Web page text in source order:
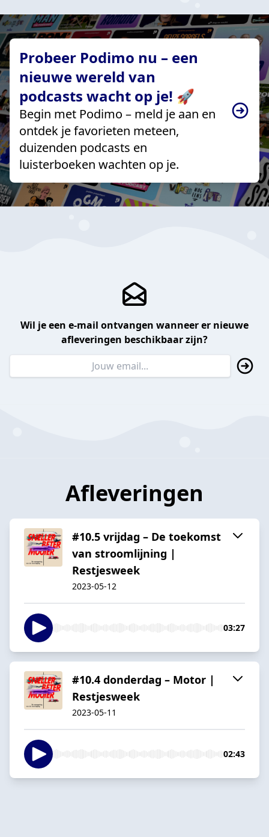
Probeer Podimo nu – een
nieuwe wereld van
podcasts wacht op je! 🚀
Begin met Podimo – meld je aan en
ontdek je favorieten meteen,
duizenden podcasts en
luisterboeken wachten op je.
Wil je een e-mail ontvangen wanneer er nieuwe
afleveringen beschikbaar zijn?
Afleveringen
#10.5 vrijdag – De toekomst
van stroomlijning |
Restjesweek
2023-05-12
03:27
#10.4 donderdag – Motor |
Restjesweek
2023-05-11
02:43